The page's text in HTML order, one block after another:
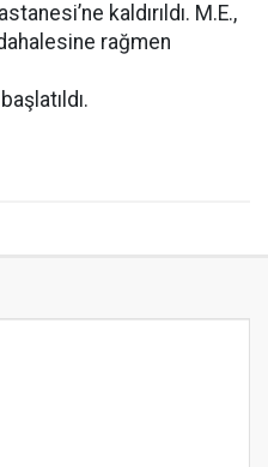
kaldırıldı. M.E.,
rağmen